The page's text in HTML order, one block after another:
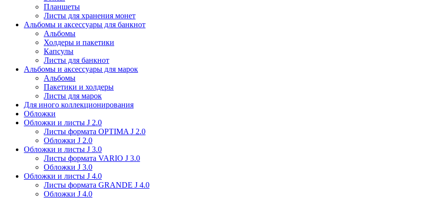
Планшеты
Листы для хранения монет
Альбомы и аксессуары для банкнот
Альбомы
Холдеры и пакетики
Капсулы
Листы для банкнот
Альбомы и аксессуары для марок
Альбомы
Пакетики и холдеры
Листы для марок
Для иного коллекционирования
Обложки
Обложки и листы J 2.0
Листы формата OPTIMA J 2.0
Обложки J 2.0
Обложки и листы J 3.0
Листы формата VARIO J 3.0
Обложки J 3.0
Обложки и листы J 4.0
Листы формата GRANDE J 4.0
Обложки J 4.0